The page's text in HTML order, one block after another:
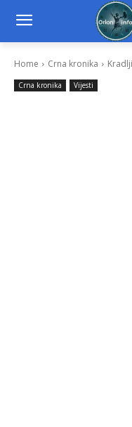
Home Crna kronika
Crna kronika Vijesti